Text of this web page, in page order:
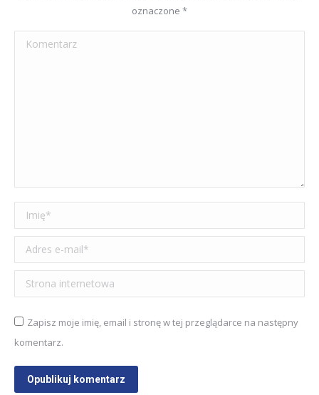
oznaczone *
Komentarz
Imię *
Adres e-mail *
Strona internetowa
Zapisz moje imię, email i stronę w tej przeglądarce na następny
komentarz.
Opublikuj komentarz